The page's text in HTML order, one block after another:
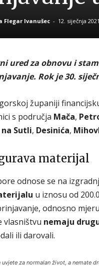
Flegar Ivanušec - 12. siječnja
ured za obnovu i
Rok je 30.
županiji
s područja Mača,
Sutli, Desinića,
materijal
odnose se na
u iznosu od
odnosno
vlasništvu nemaju
ili darovali.
za normalan život, a nemate